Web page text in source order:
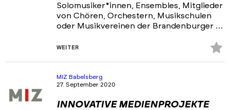
Solomusiker*innen, Ensembles, Mitglieder
von Chören, Orchestern, Musikschulen
oder Musikvereinen der Brandenburger …
WEITER
MIZ Babelsberg
27. September 2020
INNOVATIVE MEDIENPROJEKTE